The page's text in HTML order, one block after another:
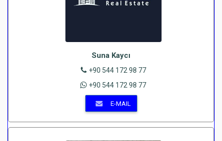
Suna Kaycı
+90 544 172 98 77
+90 544 172 98 77
E-MAIL